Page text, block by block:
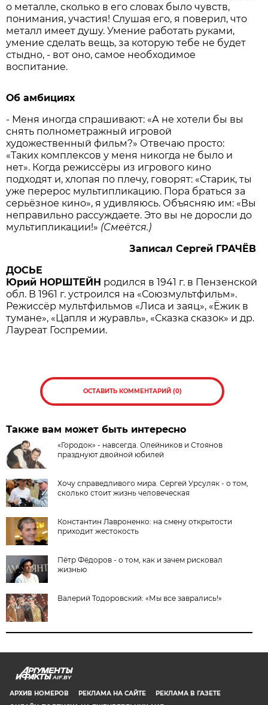
о металле, сколько в его словах было чувств,
понимания, участия! Слушая его, я поверил, что
металл имеет душу. Умение работать руками,
умение сделать вещь, за которую тебе не будет
стыдно, - вот оно, самое необходимое
воспитание.
Об амбициях
- Меня иногда спрашивают: «А не хотели бы вы
снять полнометражный игровой
художественный фильм?» Отвечаю просто:
«Таких комплексов у меня никогда не было и
нет». Когда режиссёры из игрового кино
подходят и, хлопая по плечу, говорят: «Старик, ты
уже перерос мультипликацию. Пора браться за
серьёзное кино», я удивляюсь. Объясняю им: «Вы
неправильно рассуждаете. Это вы не доросли до
мультипликации!» (Смеётся.)
Записал Сергей ГРАЧЁВ
ДОСЬЕ
Юрий НОРШТЕЙН родился в 1941 г. в Пензенской
обл. В 1961 г. устроился на «Союзмультфильм».
Режиссёр мультфильмов «Лиса и заяц», «Ёжик в
тумане», «Цапля и журавль», «Сказка сказок» и др.
Лауреат Госпремии.
ОСТАВИТЬ КОММЕНТАРИЙ (0)
Также вам может быть интересно
«Городок» - навсегда. Олейников и Стоянов
празднуют двойной юбилей
Хочу справедливого мира. Сергей Урсуляк - о том,
сколько стоит жизнь человеческая
Константин Лавроненко: на смену открытости
приходит жестокость
Пётр Фёдоров - о том, как и зачем рисковал
жизнью
Валерий Тодоровский: «Мы все заврались!»
AIF.BY
АРХИВ НОМЕРОВ РЕКЛАМА НА САЙТЕ
РЕКЛАМА В ГАЗЕТЕ